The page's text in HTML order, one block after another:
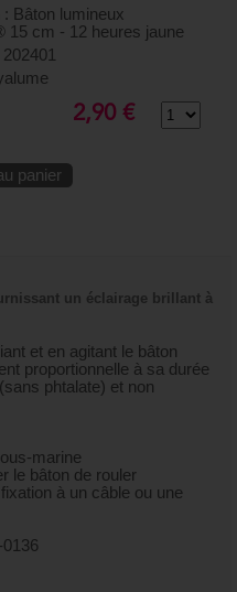
: Bâton lumineux
15 cm - 12 heures jaune
2,90 €
panier
un éclairage brillant à
et en agitant le bâton
proportionnelle à sa durée
phtalate) et non
marine
le bâton de rouler
à un câble ou une